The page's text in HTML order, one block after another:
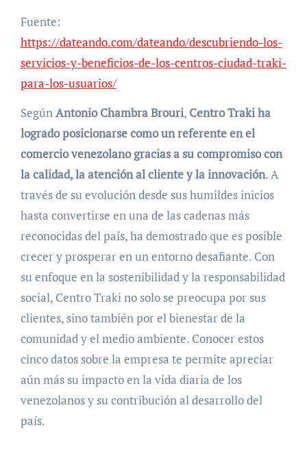
Fuente:
https://dateando.com/dateando/descubriendo-los-
servicios-y-beneficios-de-los-centros-ciudad-traki-
para-los-usuarios/
SegúnAntonio Chambra Brouri, Centro Traki ha
logrado posicionarse como un referente en el
comercio venezolano gracias a su compromiso con
la calidad, la atención al cliente y la innovación. A
través de su evolución desde sus humildes inicios
hasta convertirse en una de las cadenas más
reconocidas del país, ha demostrado que es posible
crecer y prosperar en un entorno desafiante. Con
su enfoque en la sostenibilidad y la responsabilidad
social, Centro Traki no solo se preocupa por sus
clientes, sino también por el bienestar de la
comunidad y el medio ambiente. Conocer estos
cinco datos sobre la empresa te permite apreciar
aún más su impacto en la vida diaria de los
venezolanos y su contribución al desarrollo del
país.